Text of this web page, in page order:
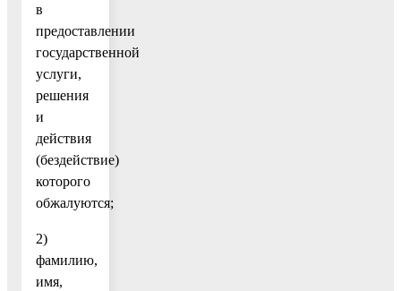
в
предоставлении
государственной
услуги,
решения
и
действия
(бездействие)
которого
обжалуются;
2)
фамилию,
имя,